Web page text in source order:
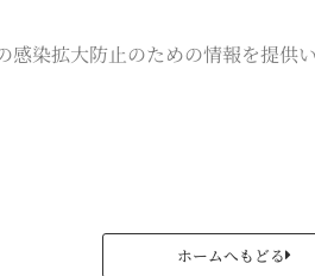
感染拡大防止のための情報を提供い
ホームへもどる